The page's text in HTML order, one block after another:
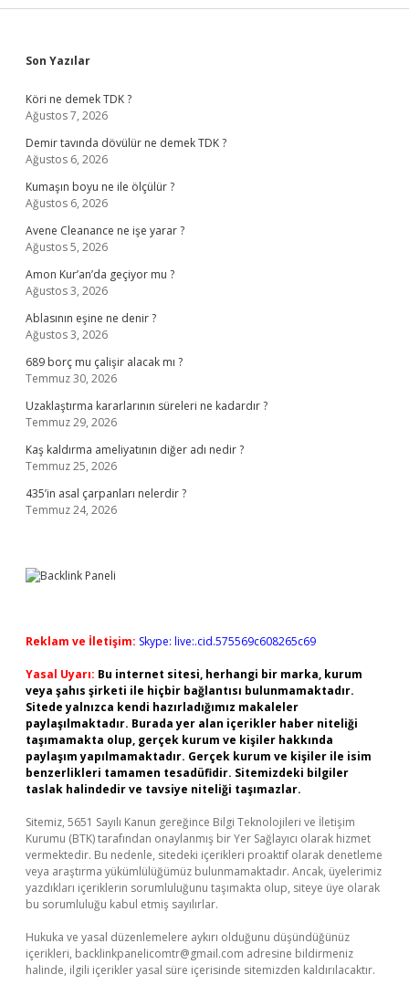
Sidebar
Son Yazılar
Köri ne demek TDK ?
Ağustos 7, 2026
Demir tavında dövülür ne demek TDK ?
Ağustos 6, 2026
Kumaşın boyu ne ile ölçülür ?
Ağustos 6, 2026
Avene Cleanance ne işe yarar ?
Ağustos 5, 2026
Amon Kur’an’da geçiyor mu ?
Ağustos 3, 2026
Ablasının eşine ne denir ?
Ağustos 3, 2026
689 borç mu çalişir alacak mı ?
Temmuz 30, 2026
Uzaklaştırma kararlarının süreleri ne kadardır ?
Temmuz 29, 2026
Kaş kaldırma ameliyatının diğer adı nedir ?
Temmuz 25, 2026
435’in asal çarpanları nelerdir ?
Temmuz 24, 2026
Reklam ve İletişim: Skype: live:.cid.575569c608265c69
Yasal Uyarı: Bu internet sitesi, herhangi bir marka, kurum
veya şahıs şirketi ile hiçbir bağlantısı bulunmamaktadır.
Sitede yalnızca kendi hazırladığımız makaleler
paylaşılmaktadır. Burada yer alan içerikler haber niteliği
taşımamakta olup, gerçek kurum ve kişiler hakkında
paylaşım yapılmamaktadır. Gerçek kurum ve kişiler ile isim
benzerlikleri tamamen tesadüfidir. Sitemizdeki bilgiler
taslak halindedir ve tavsiye niteliği taşımazlar.
Sitemiz, 5651 Sayılı Kanun gereğince Bilgi Teknolojileri ve İletişim
Kurumu (BTK) tarafından onaylanmış bir Yer Sağlayıcı olarak hizmet
vermektedir. Bu nedenle, sitedeki içerikleri proaktif olarak denetleme
veya araştırma yükümlülüğümüz bulunmamaktadır. Ancak, üyelerimiz
yazdıkları içeriklerin sorumluluğunu taşımakta olup, siteye üye olarak
bu sorumluluğu kabul etmiş sayılırlar.
Hukuka ve yasal düzenlemelere aykırı olduğunu düşündüğünüz
içerikleri, backlinkpanelicomtr@gmail.com adresine bildirmeniz
halinde, ilgili içerikler yasal süre içerisinde sitemizden kaldırılacaktır.